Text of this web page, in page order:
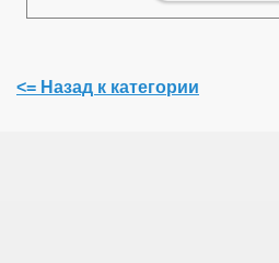
<= Назад к категории